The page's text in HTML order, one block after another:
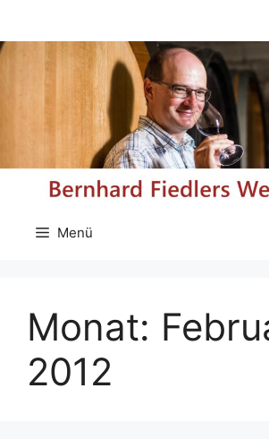
springen
Menü
Monat:
2012